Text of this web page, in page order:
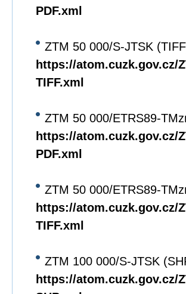
PDF.xml
ZTM 50 000/S-JTSK
https://atom.cuzk.gov.cz/
TIFF.xml
ZTM 50 000/ETRS89-
https://atom.cuzk.gov.cz/
PDF.xml
ZTM 50 000/ETRS89-
https://atom.cuzk.gov.cz/
TIFF.xml
ZTM 100 000/S-JTSK
https://atom.cuzk.gov.cz/